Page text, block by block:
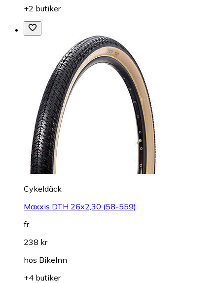
+2 butiker
Cykeldäck
Maxxis DTH 26x2,30 (58-559)
fr.
238 kr
hos BikeInn
+4 butiker